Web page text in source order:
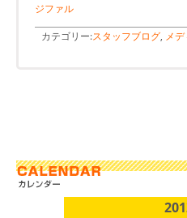
ジファル
カテゴリー:スタッフブログ, メ